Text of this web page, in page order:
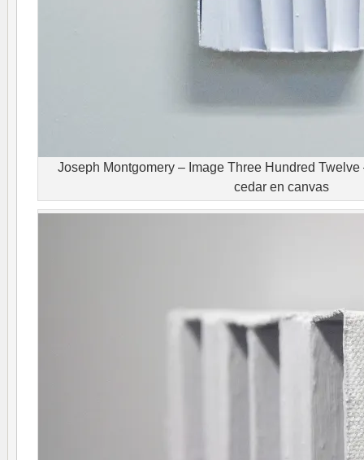
Joseph Montgomery – Image Three Hundred
cedar en canvas